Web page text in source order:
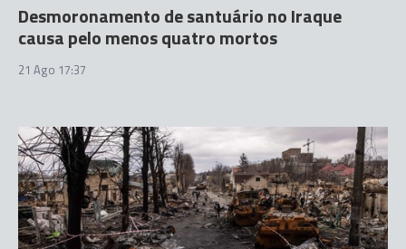
Desmoronamento de santuário no Iraque
causa pelo menos quatro mortos
21 Ago 17:37